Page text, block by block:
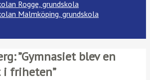
Rogge, grundskola
Malmköping, grundskola
”Gymnasiet blev en
friheten”